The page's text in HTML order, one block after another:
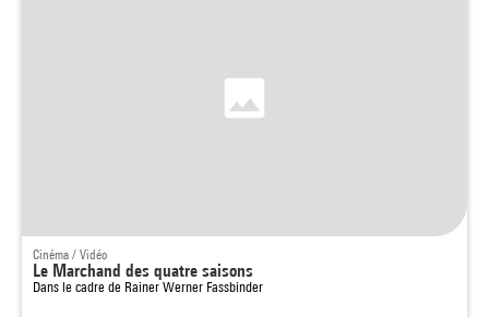
Cinéma / Vidéo
Le Marchand des quatre saisons
Dans le cadre de Rainer Werner Fassbinder